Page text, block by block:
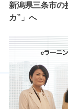
新潟県三条市の
カ”」へ